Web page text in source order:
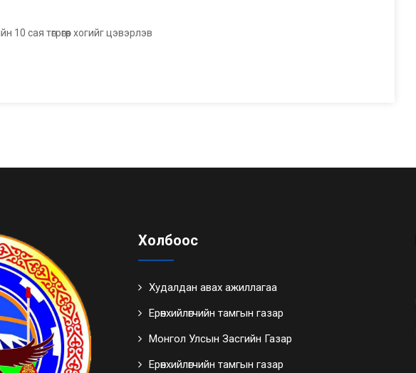
10 сая төгрөгөөр хогийг цэвэрлэв
Холбоос
Худалдан авах ажиллагаа
Ерөнхийлөгчийн тамгын газар
Монгол Улсын Засгийн Газар
Ерөнхийлөгчийн тамгын газар